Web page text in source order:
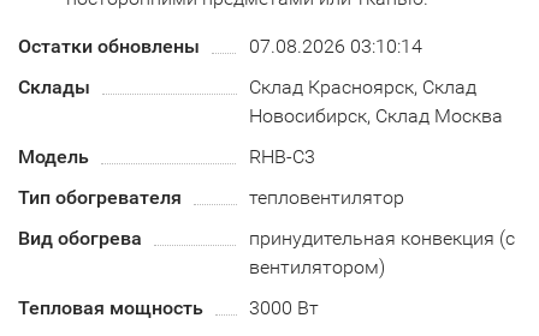
Остатки обновлены
07.08.2026 03:10:14
Склады
Склад Красноярск, Склад
Новосибирск, Склад Москва
Модель
RHB-C3
Тип обогревателя
тепловентилятор
Вид обогрева
принудительная конвекция (с
вентилятором)
Тепловая мощность
3000 Вт